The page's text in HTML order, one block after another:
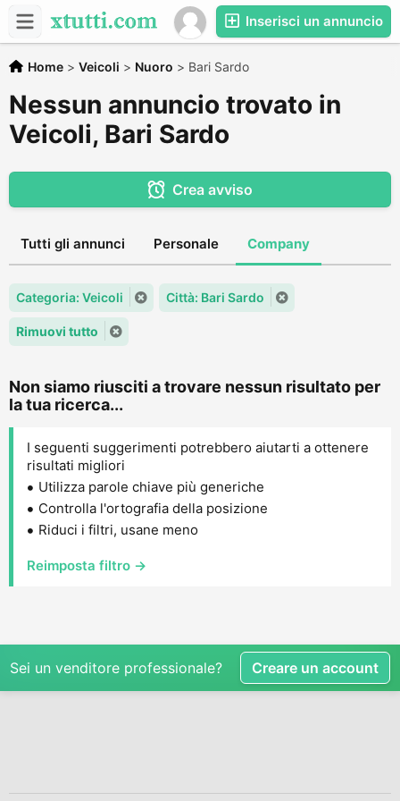
Inserisci un annuncio
Home > Veicoli > Nuoro > Bari Sardo
Nessun annuncio trovato in
Veicoli, Bari Sardo
Crea avviso
Tutti gli annunci Personale Company
Categoria: Veicoli Città: Bari Sardo
Rimuovi tutto
Non siamo riusciti a trovare nessun risultato per
la tua ricerca...
I seguenti suggerimenti potrebbero aiutarti a ottenere
risultati migliori
Utilizza parole chiave più generiche
Controlla l'ortografia della posizione
Riduci i filtri, usane meno
Reimposta filtro →
Sei un venditore professionale? Creare un account